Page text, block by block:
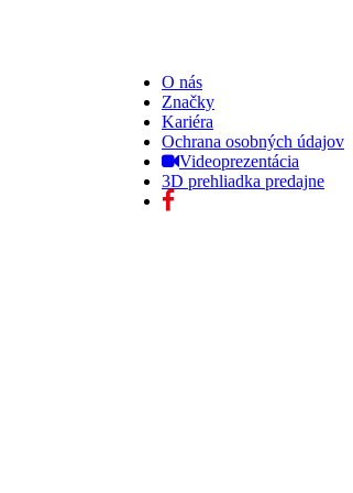
O nás
Značky
Kariéra
Ochrana osobných údajov
Videoprezentácia
3D prehliadka predajne